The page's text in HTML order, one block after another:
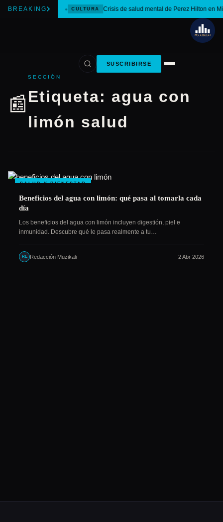
BREAKING CULTURA Crisis de salud mental de Perez Hilton en
SUSCRIBIRSE
📰
SECCIÓN
Etiqueta: agua con
limón salud
SALUD Y BIENESTAR
Beneficios del agua con limón: qué pasa al tomarla cada
día
Los beneficios del agua con limón incluyen digestión, piel e
inmunidad. Descubre qué le pasa realmente a tu…
RE Redacción Muzikali 2 Abr 2026